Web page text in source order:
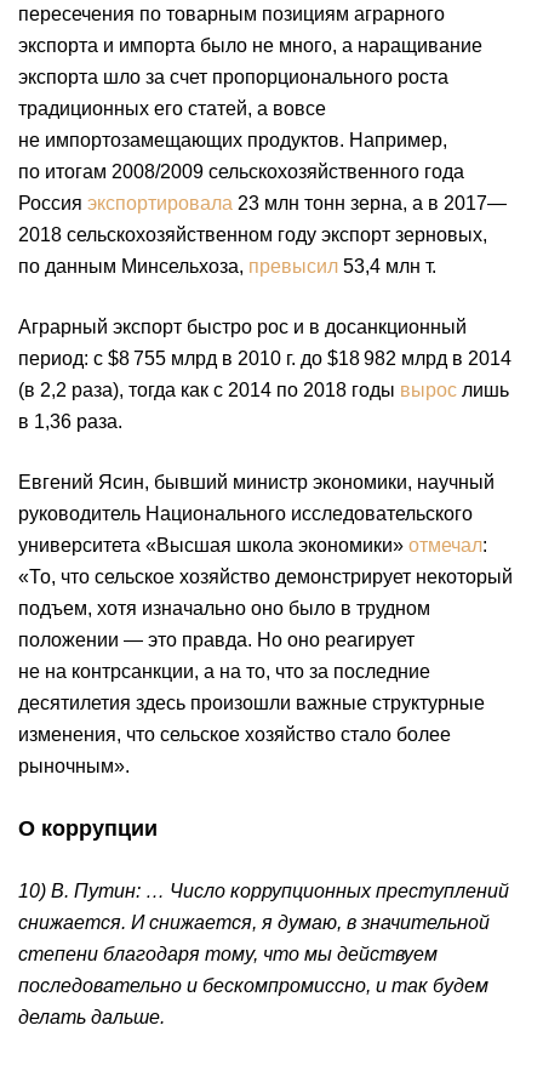
пересечения по товарным позициям аграрного
экспорта и импорта было не много, а наращивание
экспорта шло за счет пропорционального роста
традиционных его статей, а вовсе
не импортозамещающих продуктов. Например,
по итогам 2008/2009 сельскохозяйственного года
Россия экспортировала 23 млн тонн зерна, а в 2017—
2018 сельскохозяйственном году экспорт зерновых,
по данным Минсельхоза, превысил 53,4 млн т.
Аграрный экспорт быстро рос и в досанкционный
период: с $8 755 млрд в 2010 г. до $18 982 млрд в 2014
(в 2,2 раза), тогда как с 2014 по 2018 годы вырос лишь
в 1,36 раза.
Евгений Ясин, бывший министр экономики, научный
руководитель Национального исследовательского
университета «Высшая школа экономики» отмечал:
«То, что сельское хозяйство демонстрирует некоторый
подъем, хотя изначально оно было в трудном
положении — это правда. Но оно реагирует
не на контрсанкции, а на то, что за последние
десятилетия здесь произошли важные структурные
изменения, что сельское хозяйство стало более
рыночным».
О коррупции
10) В. Путин: … Число коррупционных преступлений
снижается. И снижается, я думаю, в значительной
степени благодаря тому, что мы действуем
последовательно и бескомпромиссно, и так будем
делать дальше.